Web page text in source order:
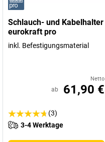
Schlauch- und Kabelhalter
eurokraft pro
inkl. Befestigungsmaterial
Netto
ab 61,90 €
(3)
3-4 Werktage